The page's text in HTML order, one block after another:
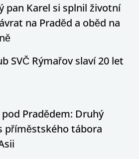
pan Karel si splnil životní
na Praděd a oběd na
SVČ Rýmařov slaví 20 let
Pradědem: Druhý
příměstského tábora